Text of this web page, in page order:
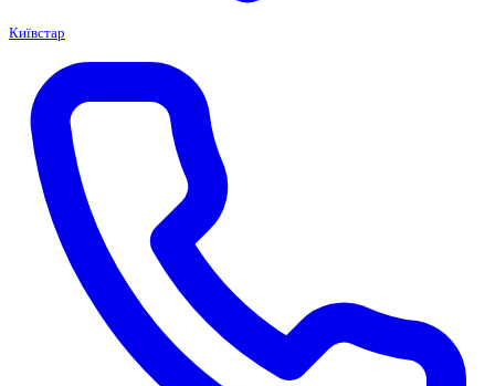
Київстар